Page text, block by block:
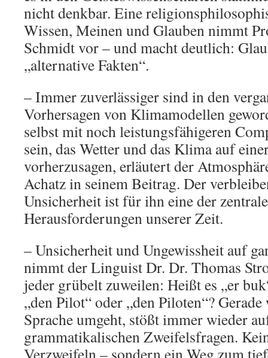
nicht denkbar. Eine
Wissen, Meinen und Glauben nimmt
Schmidt vor – und macht deutlich:
„alternative Fakten“.
– Immer zuverlässiger sind in den
Vorhersagen von Klimamodellen
selbst mit noch leistungsfähigeren
sein, das Wetter und das Klima auf
vorherzusagen, erläutert der
Achatz in seinem Beitrag. Der
Unsicherheit ist für ihn eine der
Herausforderungen unserer Zeit.
– Unsicherheit und Ungewissheit auf
nimmt der Linguist Dr. Dr. Thomas
jeder grübelt zuweilen: Heißt es „er
„den Pilot“ oder „den Piloten“?
Sprache umgeht, stößt immer wieder
grammatikalischen Zweifelsfragen.
Verzweifeln – sondern ein Weg zum